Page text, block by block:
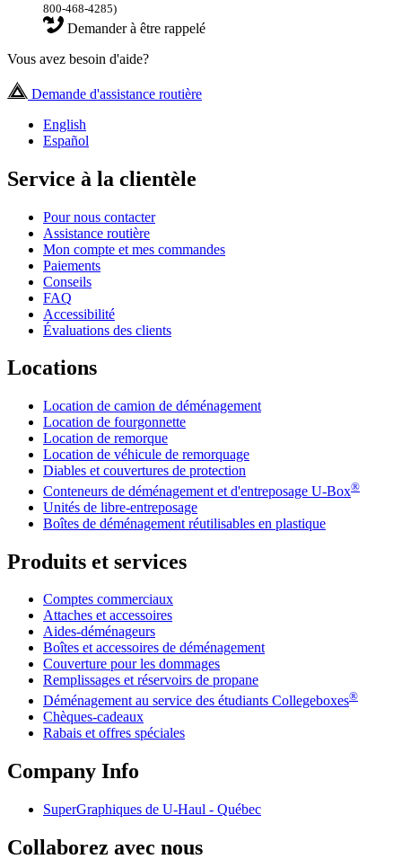
800-468-4285)
Demander à être rappelé
Vous avez besoin d'aide?
Demande d'assistance routière
English
Español
Service à la clientèle
Pour nous contacter
Assistance routière
Mon compte et mes commandes
Paiements
Conseils
FAQ
Accessibilité
Évaluations des clients
Locations
Location de camion de déménagement
Location de fourgonnette
Location de remorque
Location de véhicule de remorquage
Diables et couvertures de protection
Conteneurs de déménagement et d'entreposage U-Box®
Unités de libre-entreposage
Boîtes de déménagement réutilisables en plastique
Produits et services
Comptes commerciaux
Attaches et accessoires
Aides-déménageurs
Boîtes et accessoires de déménagement
Couverture pour les dommages
Remplissages et réservoirs de propane
Déménagement au service des étudiants Collegeboxes®
Chèques-cadeaux
Rabais et offres spéciales
Company Info
SuperGraphiques de U-Haul - Québec
Collaborez avec nous